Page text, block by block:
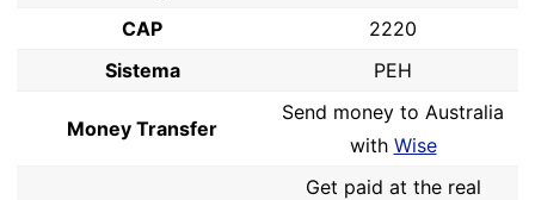
CAP
2220
Sistema
PEH
Money Transfer
Send money to Australia
with Wise
Get paid at the real